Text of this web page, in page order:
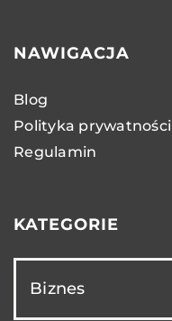
NAWIGACJA
Blog
Polityka prywatności
Regulamin
KATEGORIE
Biznes